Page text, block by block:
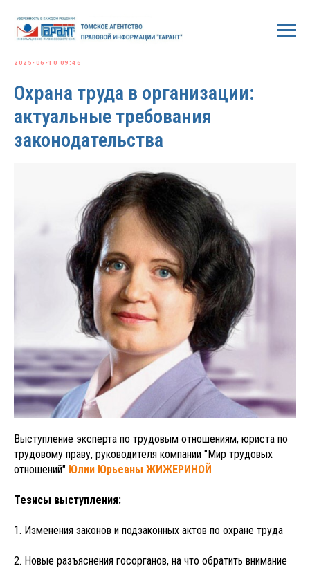
2025-06-10 09:46
Охрана труда в организации:
актуальные требования
законодательства
Выступление эксперта по трудовым отношениям, юриста по
трудовому праву, руководителя компании "Мир трудовых
отношений" Юлии Юрьевны ЖИЖЕРИНОЙ
Тезисы выступления:
1. Изменения законов и подзаконных актов по охране труда
2. Новые разъяснения госорганов, на что обратить внимание